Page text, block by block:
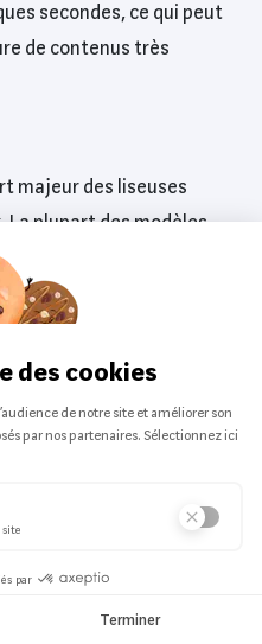
secondes, ce qui peut
de contenus très
majeur des liseuses
La plupart des modèles
semaines, voire
modérée (par exemple,
avec l'éclairage réglé à
la 4G, ou une luminosité
électronique le moins
les recharges
allant de